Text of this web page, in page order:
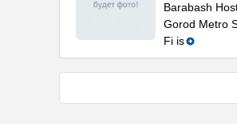
Barabash
Gorod Metro
Fi is